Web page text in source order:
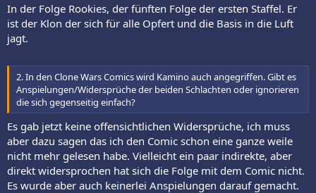
In der Folge Rookies, der fünften Folge der ersten Staffel. Er
ist der Klon der sich für alle Opfert und die Basis in die Luft
jagt.
2. In den Clone Wars Comics wird Kamino auch angegriffen. Gibt es
Anspielungen/Widersprüche der beiden Schlachten oder ignorieren
die sich gegenseitig einfach?
Es gab jetzt keine offensichtlichen Widersprüche, ich muss
aber dazu sagen das ich den Comic schon eine ganze weile
nicht mehr gelesen habe. Vielleicht ein paar indirekte, aber
direkt widersprochen hat sich die Folge mit dem Comic nicht.
Es wurde aber auch keinerlei Anspielungen darauf gemacht.